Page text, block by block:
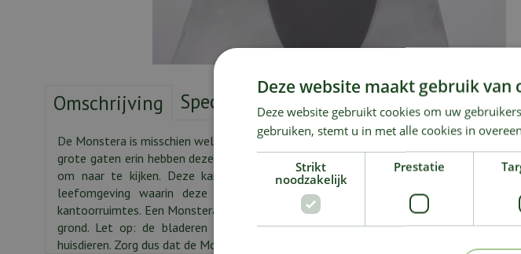
Omschrijving Specificaties Verzendkosten Showroom
De Monstera is misschien wel dé kamerplant van het moment. De opvallende bladeren
grote gaten erin hebben deze plant de bijnaam 'Gatenplant' gegeven. Een Monstera is
om naar te kijken. Deze kamerplant is ook nog eens sterk luchtzuiverend en
leefomgeving waarin deze staat. De Gatenplant is daarom ook een graag
kantoorruimtes. Een Monstera staat het liefst in de halfschaduw en gaat gebaat bij
grond. Let op: de bladeren van de Monstera zijn giftig voor kinderen, honden,
huisdieren. Zorg dus dat de Monstera buiten bereik staat.
Deze website maakt gebruik van
Deze website gebruikt cookies om uw
gebruiken, stemt u in met alle cookies in
Strikt
noodzakelijk
Prestatie